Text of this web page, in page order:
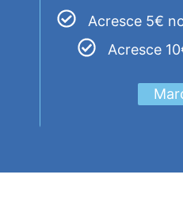
Acresce 5€
Acresce